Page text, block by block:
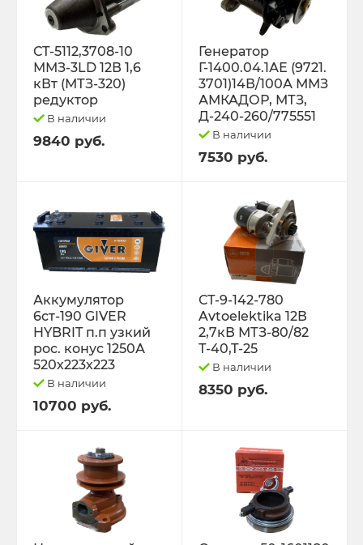
СТ-5112,3708-10
ММЗ-3LD 12В 1,6
кВт (МТЗ-320)
редуктор
В наличии
9840 руб.
Генератор
Г-1400.04.1АЕ (9721.
3701)14В/100А ММЗ
АМКАДОР, МТЗ,
Д-240-260/775551
В наличии
7530 руб.
Аккумулятор
6ст-190 GIVER
HYBRIT п.п узкий
рос. конус 1250А
520х223х223
В наличии
10700 руб.
СТ-9-142-780
Avtoelektika 12В
2,7кВ МТЗ-80/82
Т-40,Т-25
В наличии
8350 руб.
Д-260
Трактор МТЗ-320
Трактор МТЗ-82 Д-243 Д-245
Трактор Т-130,170
Трактор Т-25,Т-16 Т-30 Т-45 Т-2048
Трактор Т-40, ЛТЗ-55/60 (Д-144)
Трактор Т-70С
Трактор ЮМЗ-6
ТУРБОКОМПРЕССОРЫ
ФОРС., ПЛУНЖ. ПАРА ,КЛАП. ПАРА,
ПОМПЫ, НАСОС ПОДКА
ЭЛЕКТРООБОРУДОВАНИЕ